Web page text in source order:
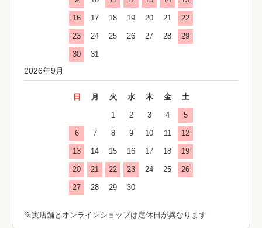
16 17 18 19 20 21 22
23 24 25 26 27 28 29
30 31
2026年9月
日 月 火 水 木 金 土
1 2 3 4 5
6 7 8 9 10 11 12
13 14 15 16 17 18 19
20 21 22 23 24 25 26
27 28 29 30
※実店舗とオンラインショップは定休日が異なります